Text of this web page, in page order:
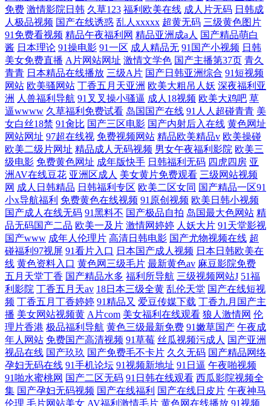
免费 激情影院日韩 久草123 福利欧美在线 成人片无码 日韩成
人极品视频 国产在线诱惑 乱人xxxxx 超黄无码 三级黄色图片
91免费看视频 精品午夜福利网 精品亚洲成a人 国产精品萌白
酱 日本理论 91操电影 91一区 成人精品无 91国产小视频 日韩
美女免费直播 A片网站网址 激情文学色 国产主播第37页 青久
青青 日本精品在线播放 三级A片 国产日韩亚洲综合 91短视频
网站 欧美骚网站 丁香五月天亚洲 欧美大粗吊人妖 深夜福利亚
洲 人兽福利导航 91叉叉操小骚逼 成人18视频 欧美大鸡吧 草
逼wwww 久草福利免费试看 岛国国产在线 91人人超碰青青 美
女白丝18禁 91肏比 国产三区电影 国产内射后入在线 黄色网址
网站网址 97超在线视 免费视频网站 精品欧美精品v 欧美操碰
欧美二级片网址 精品成人无码视频 男女午夜福利影院 欧美三
级电影 免费黄色网址 成年版快手 日韩福利无码 四虎四房 亚
洲AV在线豆花 亚洲区成人 美女黄片免费观看 三级网站视频
网 成人日韩精品 日韩福利专区 欧美二区女同 国产精品一区91
小x导航福利 免费黄色在线视频 91原创视频 欧美日韩小视频
国产成人在线无码 91黑料不 国产极品自拍 岛国最大色网站 精
品无码国产二品 欧美一及片 激情网婷婷 人妖大片 91天堂影视
国产www 成年人伦理片 高清日韩电影 国产尤物视频在线 超
碰福利97视屏 91看片入口 日本国产成人视频 日本日韩欧美在
线 黄色资料入口 黄色网三级毛片 最新黄色av 麻豆影院免费
五月天堂丁香 国产精品水多 福利所导航 三级视频网站J 51福
利影院 丁香五月天av 18日本三级全黄 乱伦天堂 国产在线短视
频 丁香五月丁香婷婷 91精品又 爱豆传媒下载 丁香九月国产主
播 美女网站视频黄 A片com 美女福利在线观看 狼人激情网 伦
理片香港 极品福利导航 黄色三级最新免费 91嫩草国产 午夜成
年人网站 免费国产高清视频 91草莓 丝瓜视频污成人 国产亚洲
视品在线 国产玖玖 国产免费毛不卡片 久久无码 国产精品网络
孕妇无码在线 91手机论坛 91视频新地址 91日逼 午夜啪视频
91啪水蜜桃网 国产二区无码 91日韩在线观看 西瓜影院视频全
集 国产孕妇无码视频 国产在线福利 国产在线日皮片 午夜神马
伦理 毛片网站美女 AV福利激情毛片 黄色网在线播放 91视频